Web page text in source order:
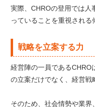
実際、CHROの登用では人
っていることを重視される
戦略を立案する力
経営陣の一員であるCHRO
の立案だけでなく、経営戦
そのため、社会情勢や業界